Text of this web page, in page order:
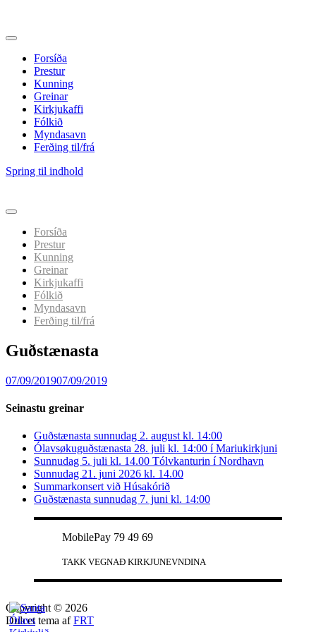
Forsíða
Prestur
Kunning
Greinar
Kirkjukaffi
Fólkið
Myndasavn
Ferðing til/frá
Spring til indhold
Forsíða
Prestur
Kunning
Greinar
Kirkjukaffi
Fólkið
Myndasavn
Ferðing til/frá
Guðstænasta
07/09/201907/09/2019
Seinastu greinar
Guðstænasta sunnudag 2. august kl. 14:00
Ólavsøkuguðstænasta 28. juli kl. 14:00 í Mariukirkjuni
Sunnudag 5. juli kl. 14.00 Tólvkanturin í Nordhavn
Sunnudag 21. juni 2026 kl. 14.00
Summarkonsert við Húsakórið
Guðstænasta sunnudag 7. juni kl. 14:00
MobilePay 79 49 69
TAKK VEGNAÐ KIRKJUNEVNDINA
Copyright © 2026
Dulcet tema afFRT